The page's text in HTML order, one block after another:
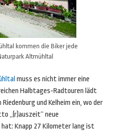
kommen die Biker jede
Altmühltal
muss es nicht immer eine
Halbtages-Radtouren lädt
und Kelheim ein, wo der
„(r)auszeit“ neue
Knapp 27 Kilometer lang ist